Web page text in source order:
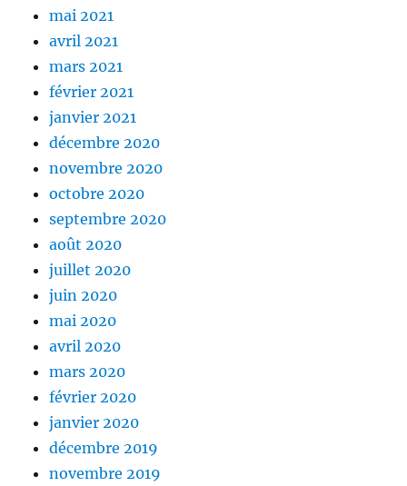
mai 2021
avril 2021
mars 2021
février 2021
janvier 2021
décembre 2020
novembre 2020
octobre 2020
septembre 2020
août 2020
juillet 2020
juin 2020
mai 2020
avril 2020
mars 2020
février 2020
janvier 2020
décembre 2019
novembre 2019